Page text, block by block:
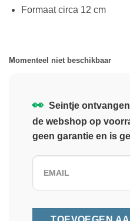
Formaat circa 12 cm
Momenteel niet beschikbaar
👀 Seintje
de webshop op
geen garantie en is